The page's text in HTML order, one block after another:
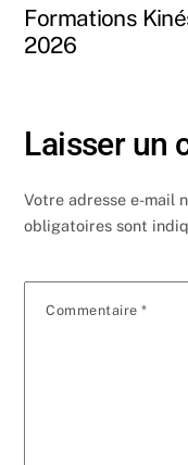
Formations
2026
Laisser un
Votre adresse e-mail
obligatoires sont
Commentaire*